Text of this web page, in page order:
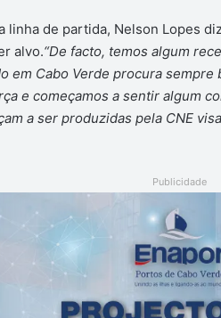
linha de partida, Nelson Lopes
alvo.“De facto, temos algum
em Cabo Verde procura
e começamos a sentir algum
a ser produzidas pela CNE
Publicidade